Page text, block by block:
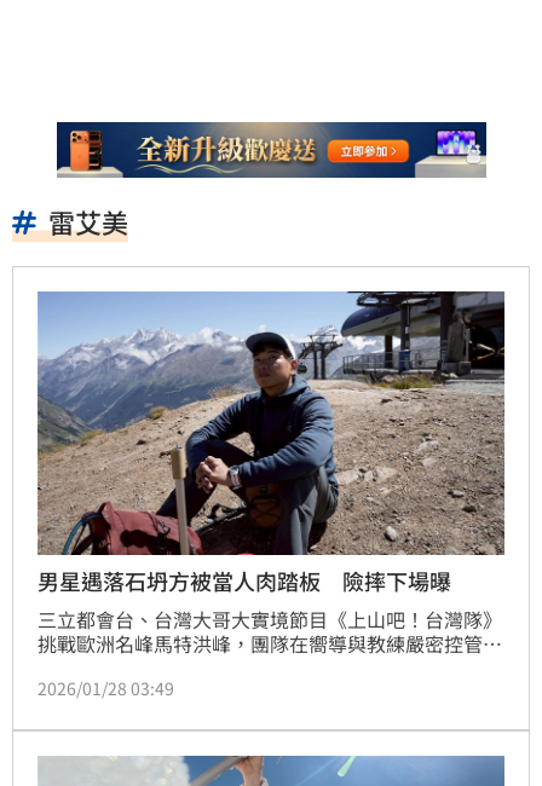
雷艾美
男星遇落石坍方被當人肉踏板 險摔下場曝
三立都會台、台灣大哥大實境節目《上山吧！台灣隊》
挑戰歐洲名峰馬特洪峰，團隊在嚮導與教練嚴密控管下
需在6小時內登上海拔4,478公尺的峰頂，每小時都必須
難的垂直地形，耗費大量時間突破。蔡維歆
2026/01/28 03:49